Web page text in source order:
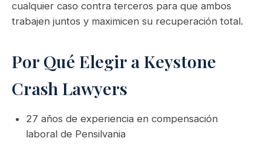
cualquier caso contra terceros para que ambos
trabajen juntos y maximicen su recuperación total.
Por Qué Elegir a Keystone
Crash Lawyers
27 años de experiencia en compensación
laboral de Pensilvania